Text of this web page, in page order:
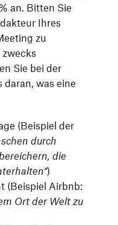
an. Bitten Sie
Ihres
zu
Sie bei der
was eine
(Beispiel der
durch
die
)
(Beispiel Airbnb:
Ort der Welt zu